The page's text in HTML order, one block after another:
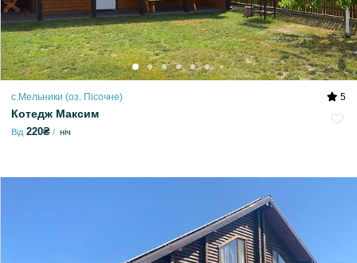
с.Мельники (оз. Пісочне) 5
Котедж Максим
Від 220₴ ніч